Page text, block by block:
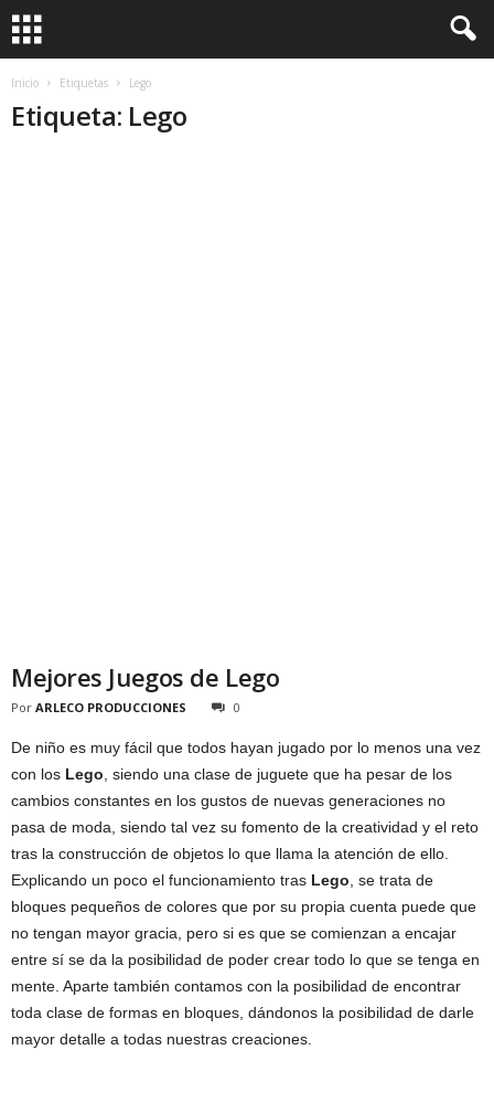
Inicio Etiquetas Lego
Etiqueta: Lego
Mejores Juegos de Lego
Por ARLECO PRODUCCIONES 0
De niño es muy fácil que todos hayan jugado por lo menos una vez
con los Lego , siendo una clase de juguete que ha pesar de los
cambios constantes en los gustos de nuevas generaciones no
pasa de moda, siendo tal vez su fomento de la creatividad y el reto
tras la construcción de objetos lo que llama la atención de ello.
Explicando un poco el funcionamiento tras Lego , se trata de
bloques pequeños de colores que por su propia cuenta puede que
no tengan mayor gracia, pero si es que se comienzan a encajar
entre sí se da la posibilidad de poder crear todo lo que se tenga en
mente. Aparte también contamos con la posibilidad de encontrar
toda clase de formas en bloques, dándonos la posibilidad de darle
mayor detalle a todas nuestras creaciones.